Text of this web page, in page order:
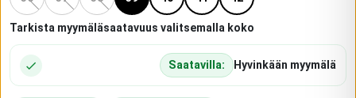
Tarkista myymäläsaatavuus valitsemalla koko
Saatavilla: Hyvinkään myymälä